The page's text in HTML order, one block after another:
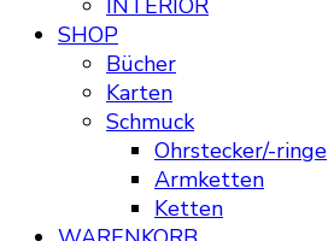
INTERIOR
SHOP
Bücher
Karten
Schmuck
Ohrstecker/-ringe
Armketten
Ketten